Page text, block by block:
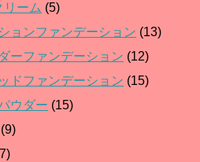
リーム (5)
ョンファンデーション (13)
ーファンデーション (12)
ドファンデーション (15)
ウダー (15)
(9)